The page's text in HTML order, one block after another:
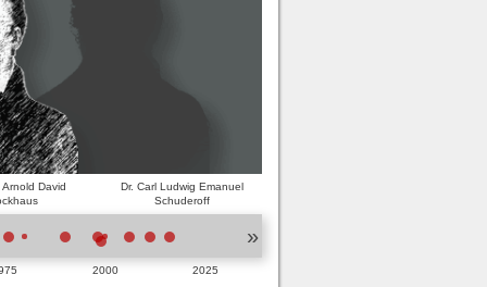
Arnold David
Dr. Carl Ludwig Emanuel
Schuderoff
»
2000 2025